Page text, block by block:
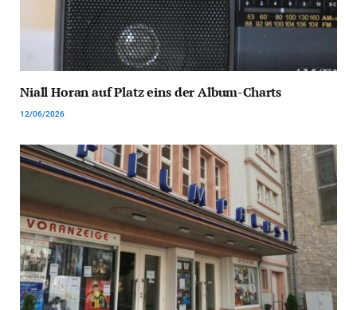
Niall Horan auf Platz eins der Album-Charts
12/06/2026